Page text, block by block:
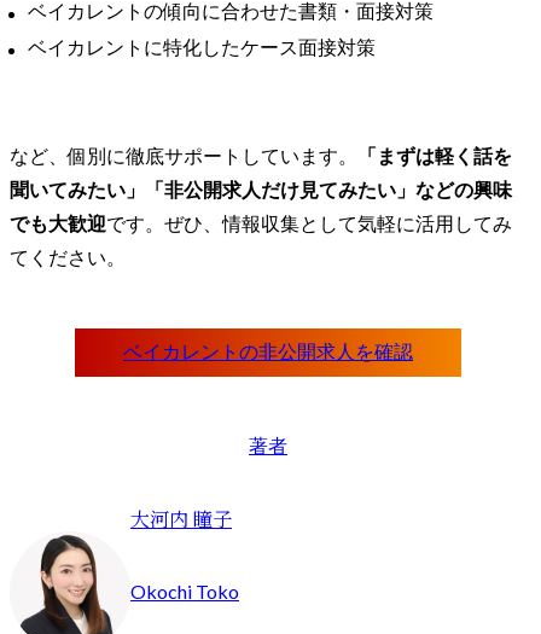
ベイカレントの傾向に合わせた書類・面接対策
ベイカレントに特化したケース面接対策
など、個別に徹底サポートしています。
「まずは軽く話を
聞いてみたい」「非公開求人だけ見てみたい」などの興味
でも大歓迎です。ぜひ、情報収集として気軽に活用してみ
てください。
著者
大河内 瞳子
Okochi Toko